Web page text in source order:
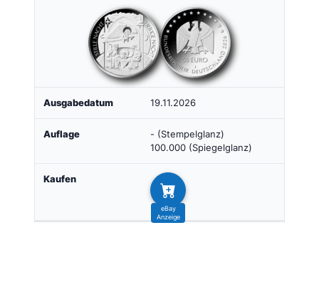
19.11.2026
- (Stempelglanz)
100.000 (Spiegelglanz)